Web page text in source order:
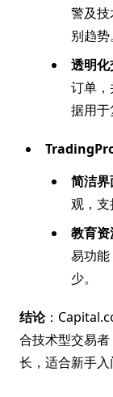
警及
别趋势。
透明
订单
据用于
简洁
观，支
教育
易功
少。
结论：
合技术型交易
长，适合新手入